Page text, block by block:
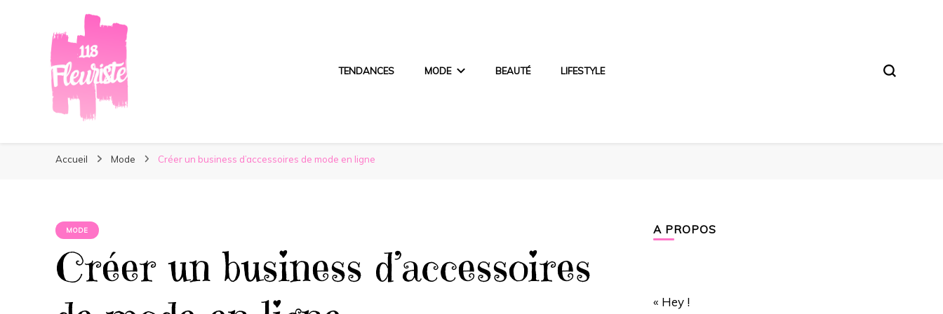
118Fleuriste
118Fleuriste
TENDANCES MODE BEAUTÉ LIFESTYLE
Accueil Mode Créer un business d’accessoires de mode en ligne
MODE
Créer un business d’accessoires
A PROPOS
« Hey !